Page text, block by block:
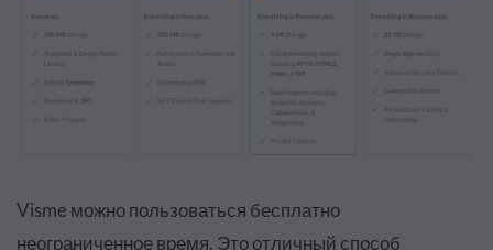
Visme можно пользоваться бесплатно
неограниченное время. Это отличный способ